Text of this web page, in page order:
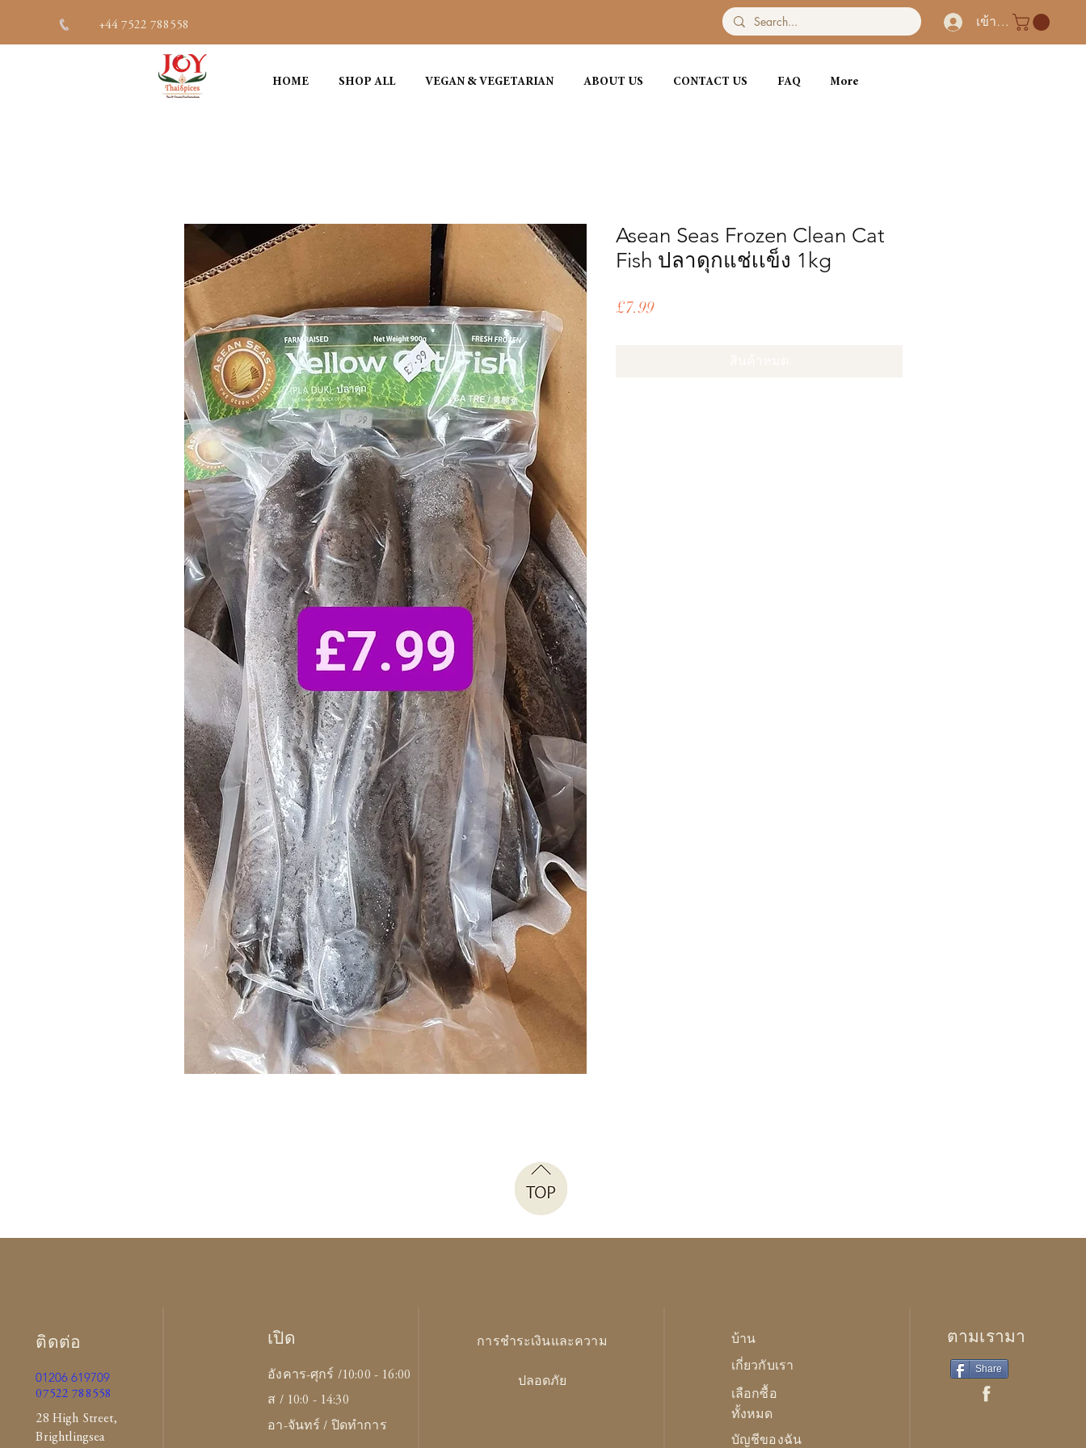
+44 7522 788558 เข้าสู่ระบบ
HOME SHOP ALL VEGAN & VEGETARIAN ABOUT US CONTACT US FAQ More
Asean Seas Frozen Clean Cat
Fish ปลาดุกแช่เเข็ง 1kg
£7.99ราคา
ติดต่อ
01206 619709
07522 788558
28 High Street,
Brightlingsea
เปิด
อังคาร-ศุกร์ /10:00 - 16:00
ส / 10:0 - 14:30
อา-จันทร์ / ปิดทำการ
การชำระเงินและความ
ปลอดภัย
บ้าน
เกี่ยวกับเรา
เลือกซื้อ
ทั้งหมด
บัญชีของฉัน
ตามเรามา
Share